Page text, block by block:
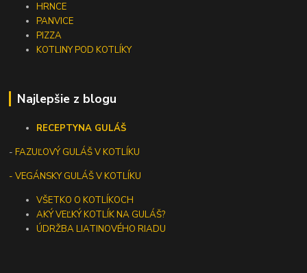
HRNCE
PANVICE
PIZZA
KOTLINY POD KOTLÍKY
Najlepšie z blogu
RECEPTYNA GULÁŠ
-FAZUĽOVÝ GULÁŠ V KOTLÍKU
- VEGÁNSKY GULÁŠ V KOTLÍKU
VŠETKO O KOTLÍKOCH
AKÝ VEĽKÝ KOTLÍK NA GULÁŠ?
ÚDRŽBA LIATINOVÉHO RIADU